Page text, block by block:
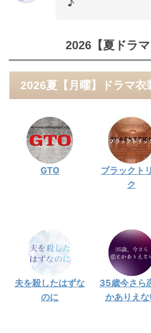
♪
2026【夏ドラ
2026夏【月曜】ドラマ衣
GTO
ブラックト
ク
夫を殺したはずな
のに
35歳今さら
かありえな